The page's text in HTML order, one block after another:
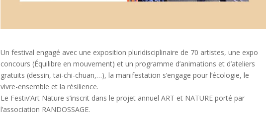
Un festival engagé avec une exposition pluridisciplinaire de 70 artistes, une expo
concours (Équilibre en mouvement) et un programme d’animations et d’ateliers
gratuits (dessin, tai-chi-chuan,…), la manifestation s’engage pour l’écologie, le
vivre-ensemble et la résilience.
Le Festiv’Art Nature s’inscrit dans le projet annuel ART et NATURE porté par
l’association RANDOSSAGE.